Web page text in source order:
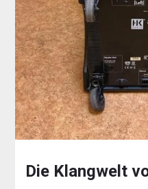
Die Klangwelt